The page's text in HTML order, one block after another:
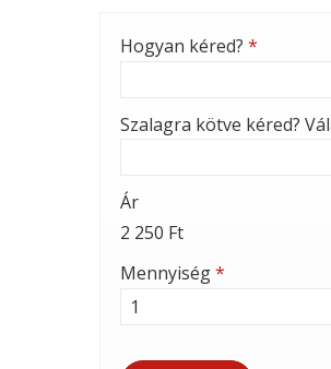
Hogyan kéred? *
Szalagra kötve kéred?
Ár
2 250 Ft
Mennyiség*